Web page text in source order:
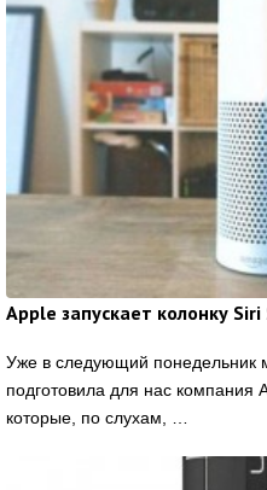
Apple запускает колонку
Уже в следующий понедельник
подготовила для нас компания
которые, по слухам, …